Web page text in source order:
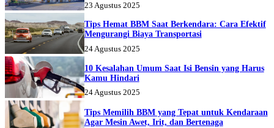
23 Agustus 2025
Tips Hemat BBM Saat Berkendara: Cara Efektif
Mengurangi Biaya Transportasi
24 Agustus 2025
10 Kesalahan Umum Saat Isi Bensin yang Harus
Kamu Hindari
24 Agustus 2025
Tips Memilih BBM yang Tepat untuk Kendaraan
Agar Mesin Awet, Irit, dan Bertenaga